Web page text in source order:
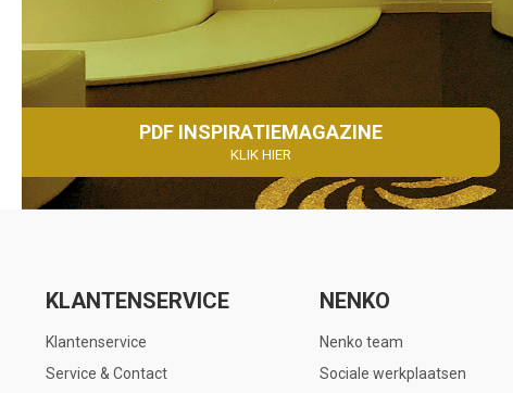
PDF INSPIRATIEMAGAZINE
KLIK HIER
KLANTENSERVICE
Klantenservice
Service & Contact
NENKO
Nenko team
Sociale werkplaatsen